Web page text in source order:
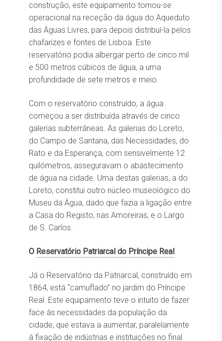
construção, este equipamento tornou-se
operacional na receção da água do Aqueduto
das Águas Livres, para depois distribuí-la pelos
chafarizes e fontes de Lisboa. Este
reservatório podia albergar perto de cinco mil
e 500 metros cúbicos de água, a uma
profundidade de sete metros e meio.
Com o reservatório construído, a água
começou a ser distribuída através de cinco
galerias subterrâneas. As galerias do Loreto,
do Campo de Santana, das Necessidades, do
Rato e da Esperança, com sensivelmente 12
quilómetros, asseguravam o abastecimento
de água na cidade. Uma destas galerias, a do
Loreto, constitui outro núcleo museológico do
Museu da Água, dado que fazia a ligação entre
a Casa do Registo, nas Amoreiras, e o Largo
de S. Carlos.
O Reservatório Patriarcal do Príncipe Real
Já o Reservatório da Patriarcal, construído em
1864, está “camuflado” no jardim do Príncipe
Real. Este equipamento teve o intuito de fazer
face às necessidades da população da
cidade, que estava a aumentar, paralelamente
à fixação de indústrias e instituições no final